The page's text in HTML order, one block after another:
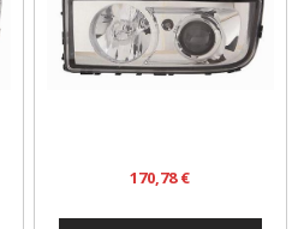
170,78 €